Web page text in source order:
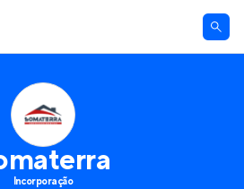
Incorporação